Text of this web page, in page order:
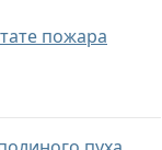
пожара